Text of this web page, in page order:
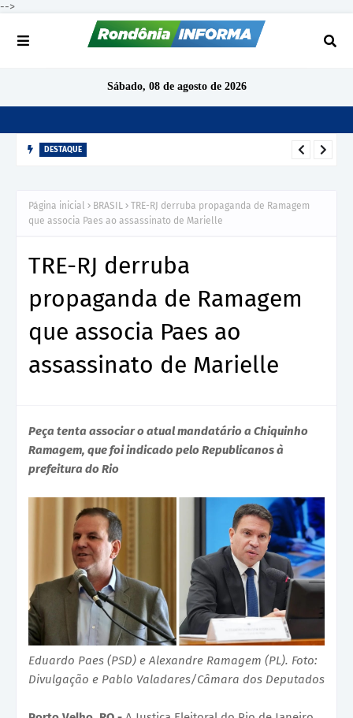
-->
Sábado, 08 de agosto de 2026
DESTAQUE
Guaporé
Página inicial BRASIL
TRE-RJ derruba propaganda de Ramagem
que associa Paes ao assassinato de Marielle
TRE-RJ derruba
propaganda de Ramagem
que associa Paes ao
assassinato de Marielle
Peça tenta associar o atual mandatário a Chiquinho
Ramagem, que foi indicado pelo Republicanos à
prefeitura do Rio
Eduardo Paes (PSD) e Alexandre Ramagem (PL). Foto:
Divulgação e Pablo Valadares/Câmara dos Deputados